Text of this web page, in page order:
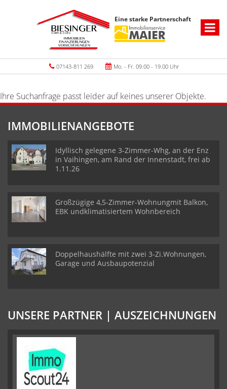
Eine starke Partnerschaft
07143-811 269 Mo. - Fr. 09.00 - 19.00 Uhr
Ihre Suchanfrage passt leider auf keines unserer Objekte.
IMMOBILIENANGEBOTE
Idyllisch gelegene 3-Zimmer-Whg, an der Enz
in Vaihingen, am Rand der Innenstadt, frei ab
1.11.26
Großzügige 4,5-Zimmer-Wohnungmit Balkon,
EBK undklimatisiertem Wohnbereich
Doppelhaushälfte mit zwei 3-Zi.Wohnungen,
Garage und Ausbaupotenzial
UNSERE PARTNER | AUSZEICHNUNGEN